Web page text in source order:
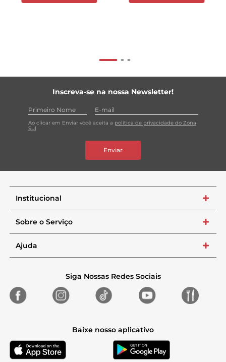
Inscreva-se na nossa Newsletter!
Ao clicar em Enviar você aceita a política de privacidade do Zona
Sul
Enviar
Institucional +
Sobre o Serviço +
Ajuda +
Siga Nossas Redes Sociais
Baixe nosso aplicativo